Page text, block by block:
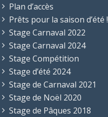
Plan d’accès
Prêts pour la saison d’été !
Stage Carnaval 2022
Stage Carnaval 2024
Stage Compétition
Stage d’été 2024
Stage de Carnaval 2021
Stage de Noël 2020
Stage de Pâques 2018